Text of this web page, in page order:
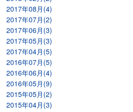
2017年08月(4)
2017年07月(2)
2017年06月(3)
2017年05月(3)
2017年04月(5)
2016年07月(5)
2016年06月(4)
2016年05月(9)
2015年05月(2)
2015年04月(3)